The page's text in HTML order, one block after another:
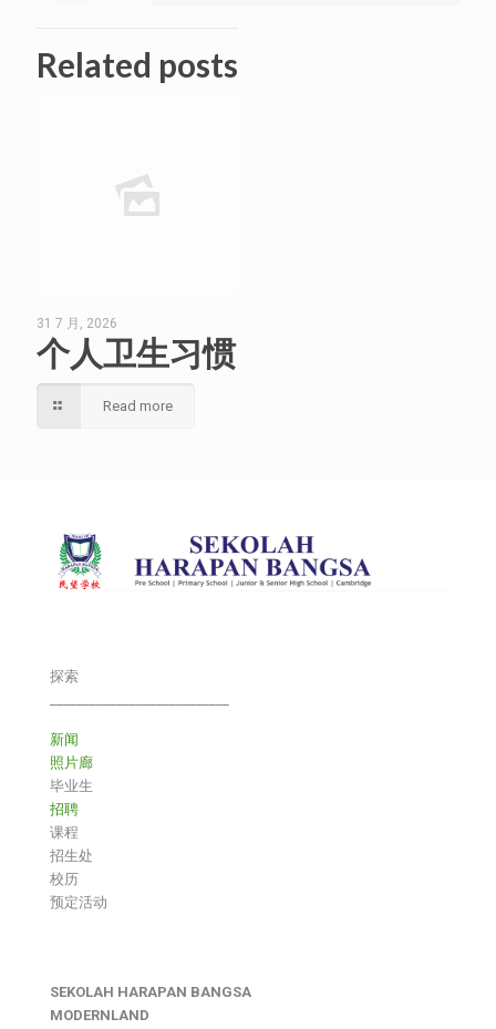
Related posts
31 7 月, 2026
个人卫生习惯
Read more
探索
新闻
照片廊
毕业生
招聘
课程
招生处
校历
预定活动
SEKOLAH HARAPAN BANGSA
MODERNLAND